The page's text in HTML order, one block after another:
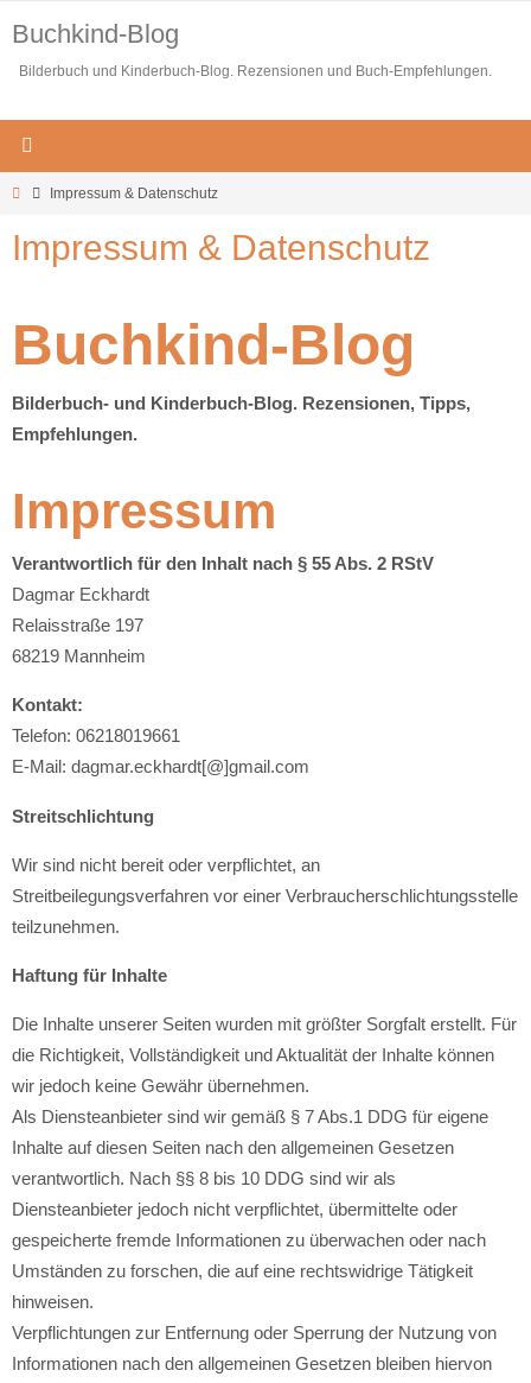
Inhalt
springen
Buchkind-Blog
Bilderbuch und Kinderbuch-Blog. Rezensionen und Buch-Empfehlungen.
StartImpressum & Datenschutz
Impressum & Datenschutz
Buchkind-Blog
Bilderbuch- und Kinderbuch-Blog. Rezensionen, Tipps,
Empfehlungen.
Impressum
Verantwortlich für den Inhalt nach § 55 Abs. 2 RStV
Dagmar Eckhardt
Relaisstraße 197
68219 Mannheim
Kontakt:
Telefon: 06218019661
E-Mail: dagmar.eckhardt[@]gmail.com
Streitschlichtung
Wir sind nicht bereit oder verpflichtet, an
Streitbeilegungsverfahren vor einer Verbraucherschlichtungsstelle
teilzunehmen.
Haftung für Inhalte
Die Inhalte unserer Seiten wurden mit größter Sorgfalt erstellt. Für
die Richtigkeit, Vollständigkeit und Aktualität der Inhalte können
wir jedoch keine Gewähr übernehmen.
Als Diensteanbieter sind wir gemäß § 7 Abs.1 DDG für eigene
Inhalte auf diesen Seiten nach den allgemeinen Gesetzen
verantwortlich. Nach §§ 8 bis 10 DDG sind wir als
Diensteanbieter jedoch nicht verpflichtet, übermittelte oder
gespeicherte fremde Informationen zu überwachen oder nach
Umständen zu forschen, die auf eine rechtswidrige Tätigkeit
hinweisen.
Verpflichtungen zur Entfernung oder Sperrung der Nutzung von
Informationen nach den allgemeinen Gesetzen bleiben hiervon